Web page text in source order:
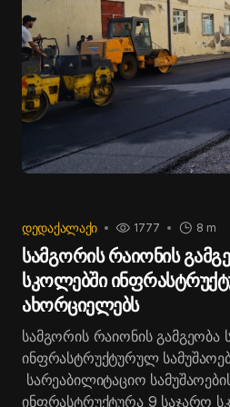
მოწვეული სტუმრები
ᲓᲔᲓᲐᲥᲐᲚᲐᲥᲘ 8 m
1777
სამგორის რაიონის
სკოლებში
ახორციელებს
სამგორის რაიონის გამგეობა
ინფრასტრუქტურულ
სარეაბილიტაციო
ინფრასტრუქტურა 9 საჯარო